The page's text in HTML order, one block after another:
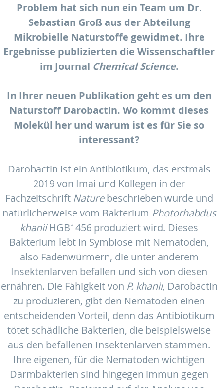
Problem hat sich nun ein Team um Dr.
Sebastian Groß aus der Abteilung
Mikrobielle Naturstoffe gewidmet. Ihre
Ergebnisse publizierten die Wissenschaftler
im Journal Chemical Science.
In Ihrer neuen Publikation geht es um den
Naturstoff Darobactin. Wo kommt dieses
Molekül her und warum ist es für Sie so
interessant?
Darobactin ist ein Antibiotikum, das erstmals
2019 von Imai und Kollegen in der
Fachzeitschrift Naturebeschrieben wurde und
natürlicherweise vom Bakterium Photorhabdus
khaniiHGB1456 produziert wird. Dieses
Bakterium lebt in Symbiose mit Nematoden,
also Fadenwürmern, die unter anderem
Insektenlarven befallen und sich von diesen
ernähren. Die Fähigkeit von P. khanii, Darobactin
zu produzieren, gibt den Nematoden einen
entscheidenden Vorteil, denn das Antibiotikum
tötet schädliche Bakterien, die beispielsweise
aus den befallenen Insektenlarven stammen.
Ihre eigenen, für die Nematoden wichtigen
Darmbakterien sind hingegen immun gegen